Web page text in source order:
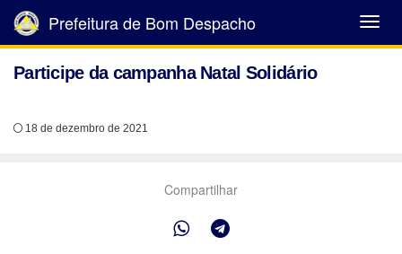
Abrir
Menu
Prefeitura de Bom Despacho
Participe da campanha Natal Solidário
18 de dezembro de 2021
Compartilhar